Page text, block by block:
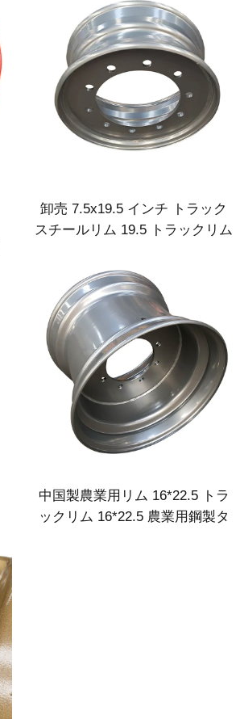
卸売 7.5x19.5 インチ トラック
スチールリム 19.5 トラックリム
中国製農業用リム 16*22.5 トラ
ックリム 16*22.5 農業用鋼製タ